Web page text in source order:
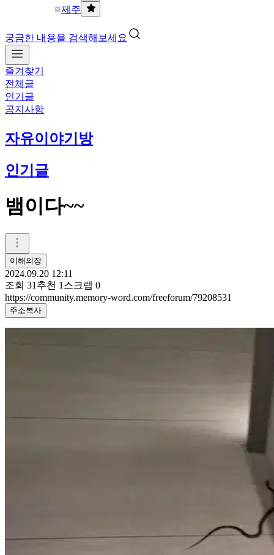
제주
궁금한 내용을 검색해보세요
즐겨찾기
전체글
인기글
공지사항
자유이야기방
인기글
뱀이다~~
이해의장
2024.09.20 12:11
조회 31 추천 1 스크랩 0
https://community.memory-word.com/freeforum/79208531
주소복사